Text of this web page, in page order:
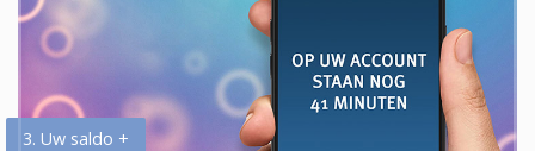
3. Uw saldo +